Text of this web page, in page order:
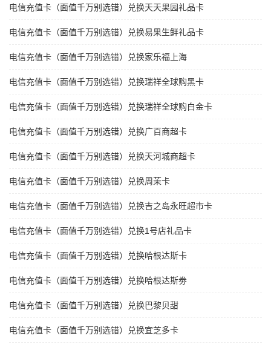
电信充值卡（面值千万别选错）兑换天天果园礼品卡
电信充值卡（面值千万别选错）兑换易果生鲜礼品卡
电信充值卡（面值千万别选错）兑换家乐福上海
电信充值卡（面值千万别选错）兑换瑞祥全球购黑卡
电信充值卡（面值千万别选错）兑换瑞祥全球购白金卡
电信充值卡（面值千万别选错）兑换广百商超卡
电信充值卡（面值千万别选错）兑换天河城商超卡
电信充值卡（面值千万别选错）兑换周茉卡
电信充值卡（面值千万别选错）兑换吉之岛永旺超市卡
电信充值卡（面值千万别选错）兑换1号店礼品卡
电信充值卡（面值千万别选错）兑换哈根达斯卡
电信充值卡（面值千万别选错）兑换哈根达斯劵
电信充值卡（面值千万别选错）兑换巴黎贝甜
电信充值卡（面值千万别选错）兑换宜芝多卡